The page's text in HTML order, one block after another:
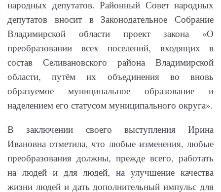
народных депутатов. Районный Совет народных
депутатов вносит в Законодательное Собрание
Владимирской области проект закона «О
преобразовании всех поселений, входящих в
состав Селивановского района Владимирской
области, путём их объединения во вновь
образуемое муниципальное образование и
наделением его статусом муниципального округа».
В заключении своего выступления Ирина
Ивановна отметила, что любые изменения, любые
преобразования должны, прежде всего, работать
на людей и для людей, на улучшение качества
жизни людей и дать дополнительный импульс для